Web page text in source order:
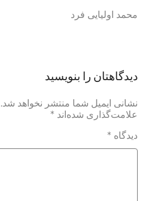
محمد اولیایی فرد
دیدگاهتان را بنویسید
نشانی ایمیل شما منتشر نخواهد شد.
علامت‌گذاری شده‌اند *
دیدگاه *